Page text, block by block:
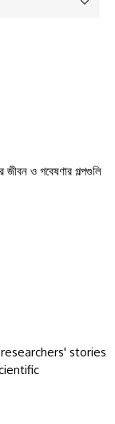
জীবন ও গবেষণার গল্পগুলি
stories